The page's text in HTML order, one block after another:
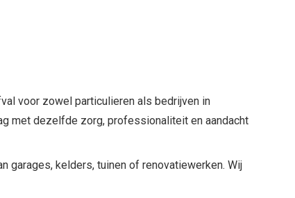
voor zowel particulieren als bedrijven in
met dezelfde zorg, professionaliteit en aandacht
garages, kelders, tuinen of renovatiewerken. Wij